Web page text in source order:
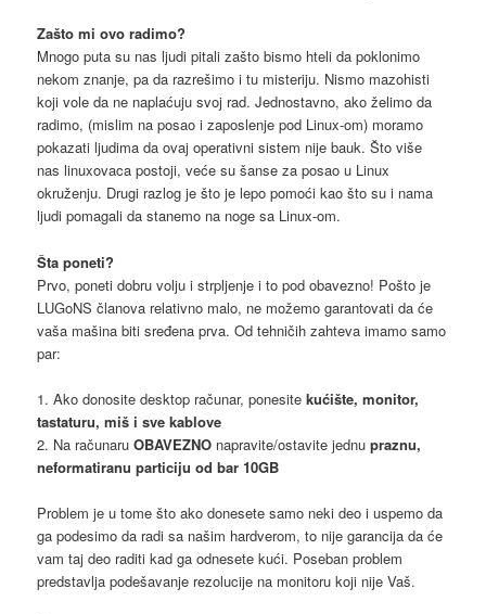
Zašto mi ovo radimo?
Mnogo puta su nas ljudi pitali zašto bismo hteli da poklonimo
nekom znanje, pa da razrešimo i tu misteriju. Nismo mazohisti
koji vole da ne naplaćuju svoj rad. Jednostavno, ako želimo da
radimo, (mislim na posao i zaposlenje pod Linux-om) moramo
pokazati ljudima da ovaj operativni sistem nije bauk. Što više
nas linuxovaca postoji, veće su šanse za posao u Linux
okruženju. Drugi razlog je što je lepo pomoći kao što su i nama
ljudi pomagali da stanemo na noge sa Linux-om.
Šta poneti?
Prvo, poneti dobru volju i strpljenje i to pod obavezno! Pošto je
LUGoNS članova relativno malo, ne možemo garantovati da će
vaša mašina biti sređena prva. Od tehničih zahteva imamo samo
par:
1. Ako donosite desktop računar, ponesitekućište, monitor,
tastaturu, miš i sve kablove
2. Na računaruOBAVEZNO napravite/ostavite jednupraznu,
neformatiranu particiju od bar 10GB
Problem je u tome što ako donesete samo neki deo i uspemo da
ga podesimo da radi sa našim hardverom, to nije garancija da će
vam taj deo raditi kad ga odnesete kući. Poseban problem
predstavlja podešavanje rezolucije na monitoru koji nije Vaš.